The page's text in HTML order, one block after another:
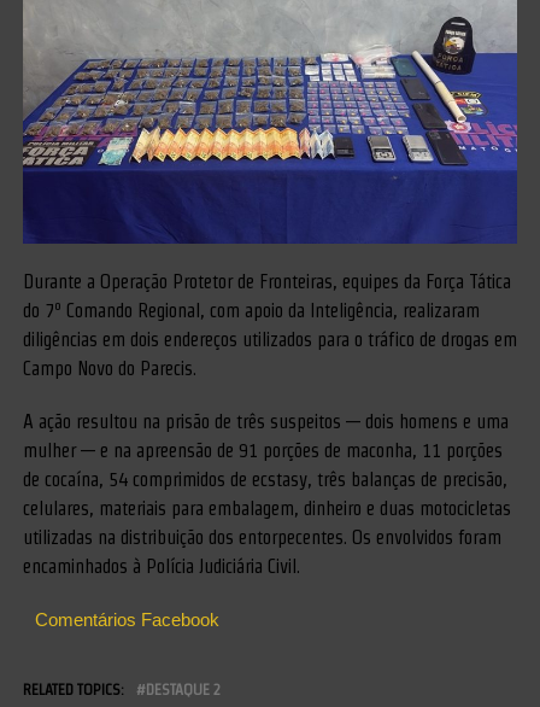
Durante a Operação Protetor de Fronteiras, equipes da Força Tática
do 7º Comando Regional, com apoio da Inteligência, realizaram
diligências em dois endereços utilizados para o tráfico de drogas em
Campo Novo do Parecis.
A ação resultou na prisão de três suspeitos — dois homens e uma
mulher — e na apreensão de 91 porções de maconha, 11 porções
de cocaína, 54 comprimidos de ecstasy, três balanças de precisão,
celulares, materiais para embalagem, dinheiro e duas motocicletas
utilizadas na distribuição dos entorpecentes. Os envolvidos foram
encaminhados à Polícia Judiciária Civil.
Comentários Facebook
RELATED TOPICS: DESTAQUE 2